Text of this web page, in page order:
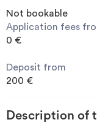
Looking for a rent
Propose
Not bookable
Application fees
0 €
Deposit from
200 €
Description of